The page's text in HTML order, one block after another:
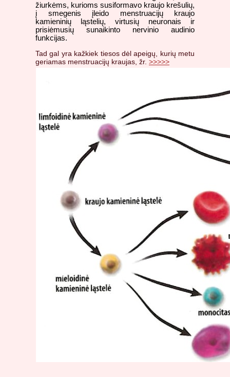
žiurkėms, kurioms susiformavo kraujo krešulių,
į smegenis įleido menstruacijų kraujo
kamieninių ląstelių, virtusių neuronais ir
prisiėmusių sunaikinto nervinio audinio
funkcijas.
Tad gal yra kažkiek tiesos dėl apeigų, kurių metu
geriamas menstruacijų kraujas, žr. >>>>>